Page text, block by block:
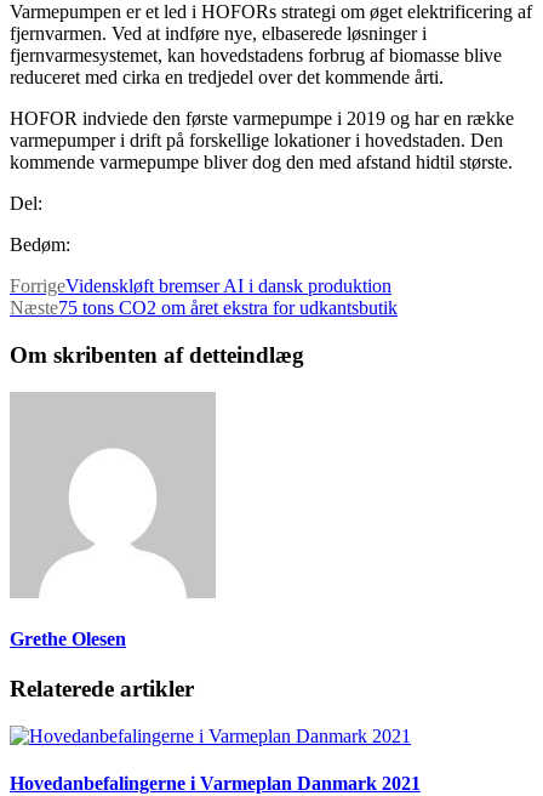
Varmepumpen er et led i HOFORs strategi om øget elektrificering af
fjernvarmen. Ved at indføre nye, elbaserede løsninger i
fjernvarmesystemet, kan hovedstadens forbrug af biomasse blive
reduceret med cirka en tredjedel over det kommende årti.
HOFOR indviede den første varmepumpe i 2019 og har en række
varmepumper i drift på forskellige lokationer i hovedstaden. Den
kommende varmepumpe bliver dog den med afstand hidtil største.
Del:
Bedøm:
ForrigeVidenskløft bremser AI i dansk produktion
Næste75 tons CO2 om året ekstra for udkantsbutik
Om skribenten af detteindlæg
Grethe Olesen
Relaterede artikler
Hovedanbefalingerne i Varmeplan Danmark 2021